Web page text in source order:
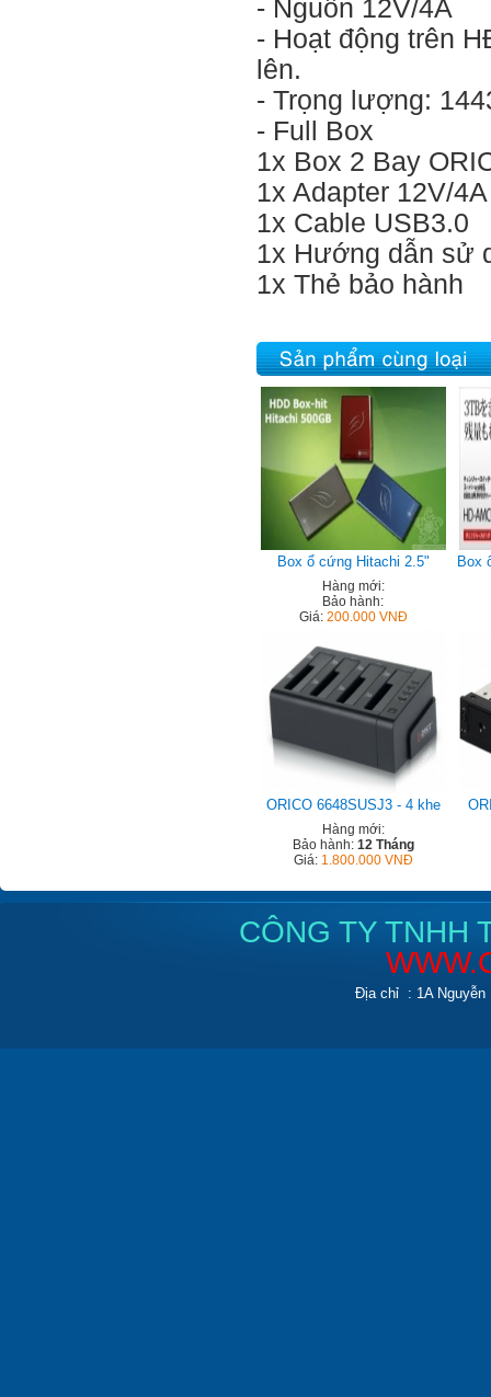
- Nguồn 12V/4A
- Hoạt động trên
lên.
- Trọng lượng:
- Full Box
1x Box 2 Bay
1x Adapter 12V/4A
1x Cable USB3.0
1x Hướng dẫn sử
1x Thẻ bảo hành
Box ổ cứng Hitachi 2.5"
Hàng mới:
Bảo hành:
Giá: 200.000 VNĐ
Box
ORICO 6648SUSJ3 - 4 khe
Hàng mới:
Bảo hành: 12 Tháng
Giá: 1.800.000 VNĐ
CÔNG TY TNHH
Địa chỉ : 1A